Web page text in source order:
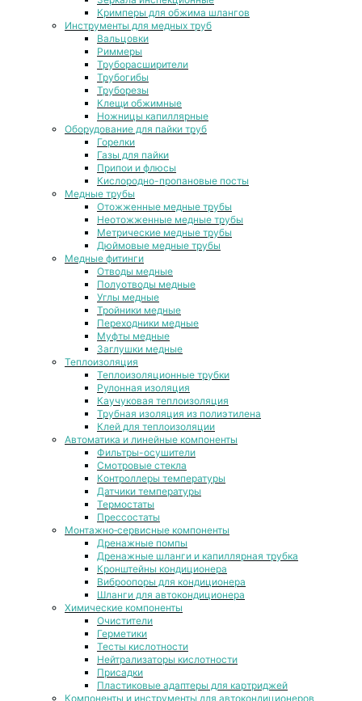
Кримперы для обжима шлангов
Инструменты для медных труб
Вальцовки
Риммеры
Труборасширители
Трубогибы
Труборезы
Клещи обжимные
Ножницы капиллярные
Оборудование для пайки труб
Горелки
Газы для пайки
Припои и флюсы
Кислородно-пропановые посты
Медные трубы
Отожженные медные трубы
Неотожженные медные трубы
Метрические медные трубы
Дюймовые медные трубы
Медные фитинги
Отводы медные
Полуотводы медные
Углы медные
Тройники медные
Переходники медные
Муфты медные
Заглушки медные
Теплоизоляция
Теплоизоляционные трубки
Рулонная изоляция
Каучуковая теплоизоляция
Трубная изоляция из полиэтилена
Клей для теплоизоляции
Автоматика и линейные компоненты
Фильтры-осушители
Смотровые стекла
Контроллеры температуры
Датчики температуры
Термостаты
Прессостаты
Монтажно‑сервисные компоненты
Дренажные помпы
Дренажные шланги и капиллярная трубка
Кронштейны кондиционера
Виброопоры для кондиционера
Шланги для автокондиционера
Химические компоненты
Очистители
Герметики
Тесты кислотности
Нейтрализаторы кислотности
Присадки
Пластиковые адаптеры для картриджей
Компоненты и инструменты для автокондиционеров